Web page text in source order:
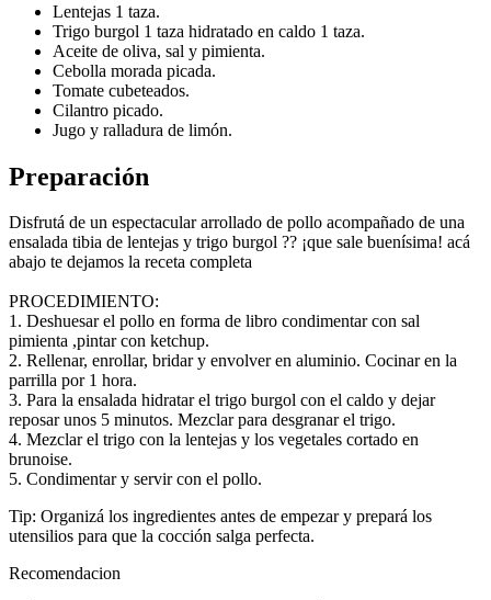
Lentejas 1 taza.
Trigo burgol 1 taza hidratado en caldo 1 taza.
Aceite de oliva, sal y pimienta.
Cebolla morada picada.
Tomate cubeteados.
Cilantro picado.
Jugo y ralladura de limón.
Preparación
Disfrutá de un espectacular arrollado de pollo acompañado de una
ensalada tibia de lentejas y trigo burgol ?? ¡que sale buenísima! acá
abajo te dejamos la receta completa
PROCEDIMIENTO:
1. Deshuesar el pollo en forma de libro condimentar con sal
pimienta ,pintar con ketchup.
2. Rellenar, enrollar, bridar y envolver en aluminio. Cocinar en la
parrilla por 1 hora.
3. Para la ensalada hidratar el trigo burgol con el caldo y dejar
reposar unos 5 minutos. Mezclar para desgranar el trigo.
4. Mezclar el trigo con la lentejas y los vegetales cortado en
brunoise.
5. Condimentar y servir con el pollo.
Tip: Organizá los ingredientes antes de empezar y prepará los
utensilios para que la cocción salga perfecta.
Recomendacion